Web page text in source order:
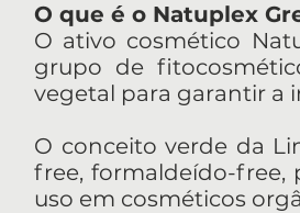
O que é o Natuplex
O ativo cosmético
grupo de
vegetal para garantir a
O conceito verde da
free, formaldeído-free,
uso em cosméticos